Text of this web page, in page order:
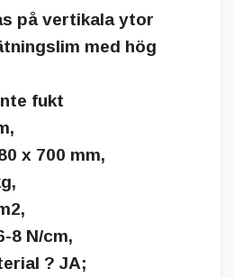
på vertikala ytor
med hög
fukt
x 700 mm,
8 N/cm,
? JA;